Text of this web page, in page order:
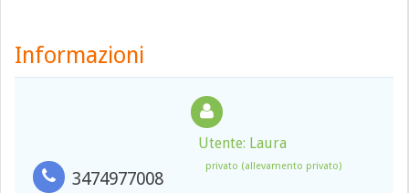
Informazioni
3474977008
Utente: Laura
privato (allevamento privato)